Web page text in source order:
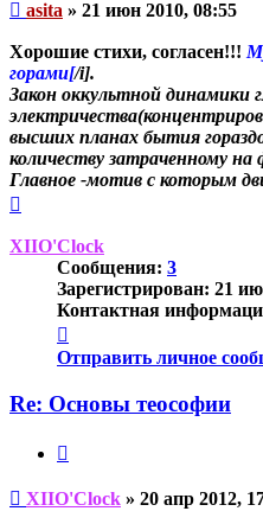
Непрочитанное
asita » 21 июн 2010, 08:55
Хорошие стихи, согласен!!!
горами[/i].
Закон оккультной динамики
высших планах бытия
количеству затраченному на
Главное -мотив с которым
началу
XIIO'Clock
Сообщения: 3
Зарегистрирован: 21
Контактная
информация
пользователя
Отправить личное
Re: Основы теософии
Непрочитанное
XIIO'Clock » 20 апр 2012,